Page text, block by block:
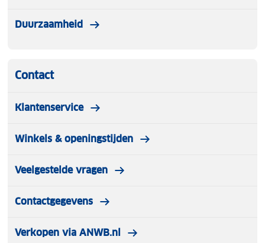
Duurzaamheid
Contact
Klantenservice
Winkels & openingstijden
Veelgestelde vragen
Contactgegevens
Verkopen via ANWB.nl